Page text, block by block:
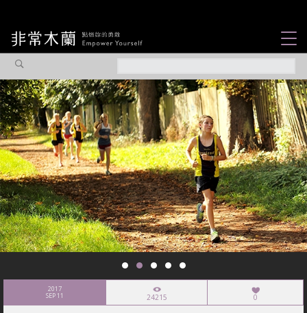
觀點專欄
焦點企劃
社會企業
認識我們
2017
SEP 11 24215 0